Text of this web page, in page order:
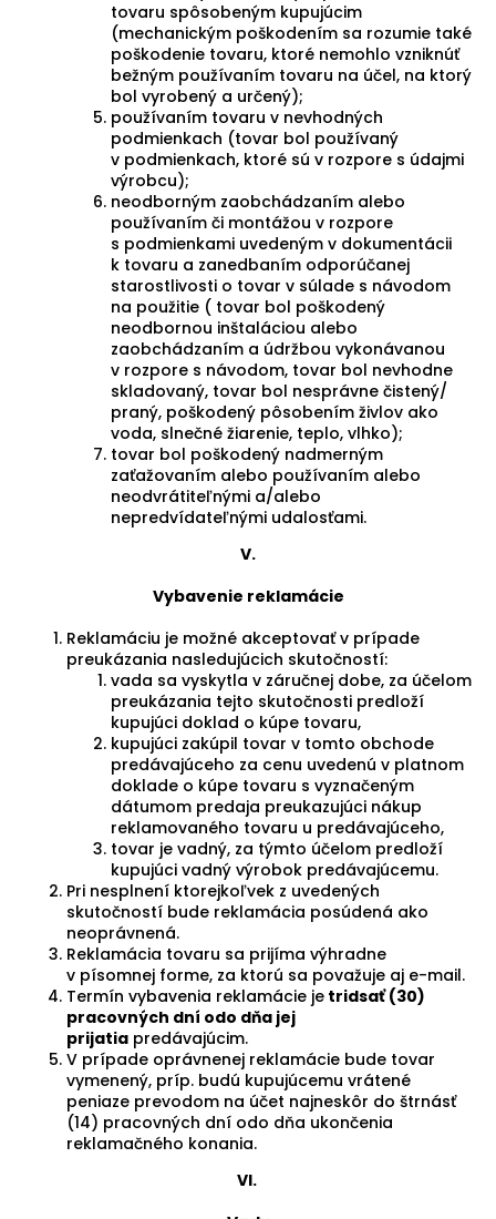
tovaru spôsobeným kupujúcim
(mechanickým poškodením sa rozumie také
poškodenie tovaru, ktoré nemohlo vzniknúť
bežným používaním tovaru na účel, na ktorý
bol vyrobený a určený);
používaním tovaru v nevhodných
podmienkach (tovar bol používaný
v podmienkach, ktoré sú v rozpore s údajmi
výrobcu);
neodborným zaobchádzaním alebo
používaním či montážou v rozpore
s podmienkami uvedeným v dokumentácii
k tovaru a zanedbaním odporúčanej
starostlivosti o tovar v súlade s návodom
na použitie ( tovar bol poškodený
neodbornou inštaláciou alebo
zaobchádzaním a údržbou vykonávanou
v rozpore s návodom, tovar bol nevhodne
skladovaný, tovar bol nesprávne čistený/
praný, poškodený pôsobením živlov ako
voda, slnečné žiarenie, teplo, vlhko);
tovar bol poškodený nadmerným
zaťažovaním alebo používaním alebo
neodvrátiteľnými a/alebo
nepredvídateľnými udalosťami.
V.
Vybavenie reklamácie
Reklamáciu je možné akceptovať v prípade
preukázania nasledujúcich skutočností:
vada sa vyskytla v záručnej dobe, za účelom
preukázania tejto skutočnosti predloží
kupujúci doklad o kúpe tovaru,
kupujúci zakúpil tovar v tomto obchode
predávajúceho za cenu uvedenú v platnom
doklade o kúpe tovaru s vyznačeným
dátumom predaja preukazujúci nákup
reklamovaného tovaru u predávajúceho,
tovar je vadný, za týmto účelom predloží
kupujúci vadný výrobok predávajúcemu.
Pri nesplnení ktorejkoľvek z uvedených
skutočností bude reklamácia posúdená ako
neoprávnená.
Reklamácia tovaru sa prijíma výhradne
v písomnej forme, za ktorú sa považuje aj e-mail.
Termín vybavenia reklamácie je tridsať (30)
pracovných dní odo dňa jej
prijatia predávajúcim.
V prípade oprávnenej reklamácie bude tovar
vymenený, príp. budú kupujúcemu vrátené
peniaze prevodom na účet najneskôr do štrnásť
(14) pracovných dní odo dňa ukončenia
reklamačného konania.
VI.